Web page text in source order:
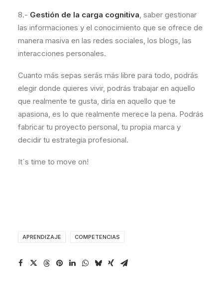
8.- Gestión de la carga cognitiva, saber gestionar
las informaciones y el conocimiento que se ofrece de
manera masiva en las redes sociales, los blogs, las
interacciones personales.
Cuanto más sepas serás más libre para todo, podrás
elegir donde quieres vivir, podrás trabajar en aquello
que realmente te gusta, diría en aquello que te
apasiona, es lo que realmente merece la pena. Podrás
fabricar tu proyecto personal, tu propia marca y
decidir tu estrategia profesional.
It´s time to move on!
APRENDIZAJE COMPETENCIAS